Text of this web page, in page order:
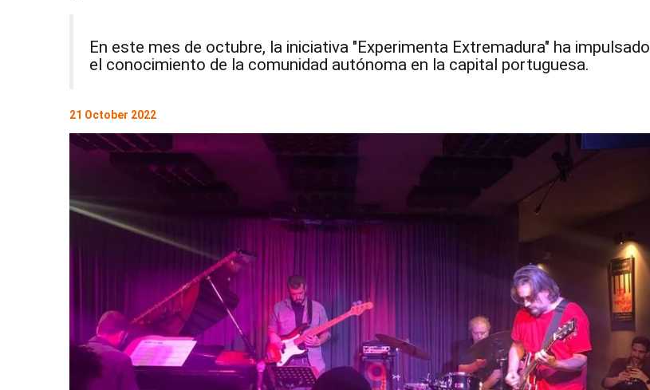
En este mes de octubre, la iniciativa "Experimenta Extremadura" ha impulsado
el conocimiento de la comunidad autónoma en la capital portuguesa.
21 October 2022